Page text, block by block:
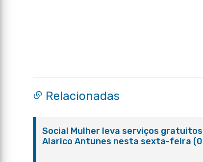
Relacionadas
Social Mulher leva serviços
Alarico Antunes nesta sexta-feira